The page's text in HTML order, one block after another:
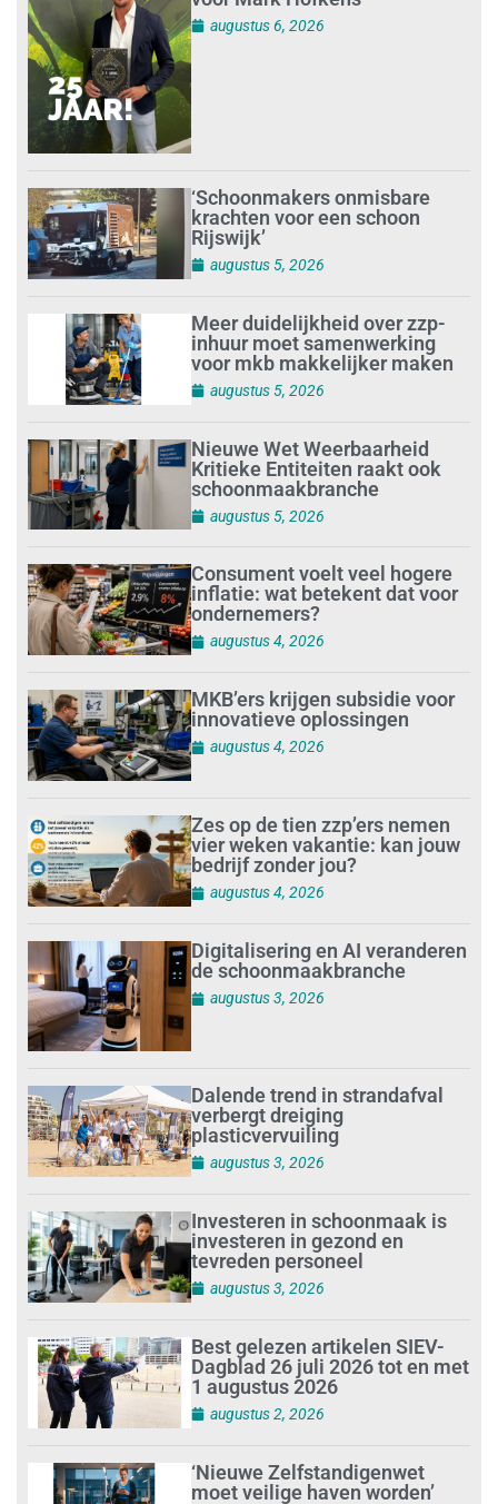
augustus 6, 2026
‘Schoonmakers onmisbare
krachten voor een schoon
Rijswijk’
augustus 5, 2026
Meer duidelijkheid over zzp-
inhuur moet samenwerking
voor mkb makkelijker maken
augustus 5, 2026
Nieuwe Wet Weerbaarheid
Kritieke Entiteiten raakt ook
schoonmaakbranche
augustus 5, 2026
Consument voelt veel hogere
inflatie: wat betekent dat voor
ondernemers?
augustus 4, 2026
MKB’ers krijgen subsidie voor
innovatieve oplossingen
augustus 4, 2026
Zes op de tien zzp’ers nemen
vier weken vakantie: kan jouw
bedrijf zonder jou?
augustus 4, 2026
Digitalisering en AI veranderen
de schoonmaakbranche
augustus 3, 2026
Dalende trend in strandafval
verbergt dreiging
plasticvervuiling
augustus 3, 2026
Investeren in schoonmaak is
investeren in gezond en
tevreden personeel
augustus 3, 2026
Best gelezen artikelen SIEV-
Dagblad 26 juli 2026 tot en met
1 augustus 2026
augustus 2, 2026
‘Nieuwe Zelfstandigenwet
moet veilige haven worden’